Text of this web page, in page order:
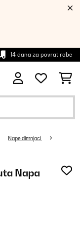
14 dana za povrat robe
Nape dimnjaci
Napa